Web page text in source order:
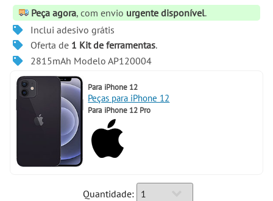
Peça agora, com envio urgente disponível.
Inclui adesivo grátis
Oferta de 1 Kit de ferramentas.
2815mAh Modelo AP120004
Para iPhone 12
Peças para iPhone 12
Para iPhone 12 Pro
Quantidade: